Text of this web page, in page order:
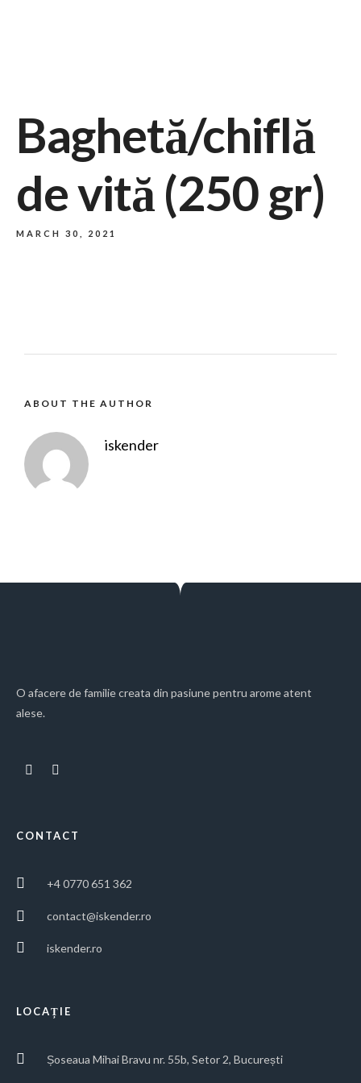
Baghetă/chiflă
de vită (250 gr)
MARCH 30, 2021
ABOUT THE AUTHOR
iskender
O afacere de familie creata din pasiune pentru arome atent
alese.
CONTACT
+4 0770 651 362
contact@iskender.ro
iskender.ro
LOCAȚIE
Șoseaua Mihai Bravu nr. 55b, Setor 2, București